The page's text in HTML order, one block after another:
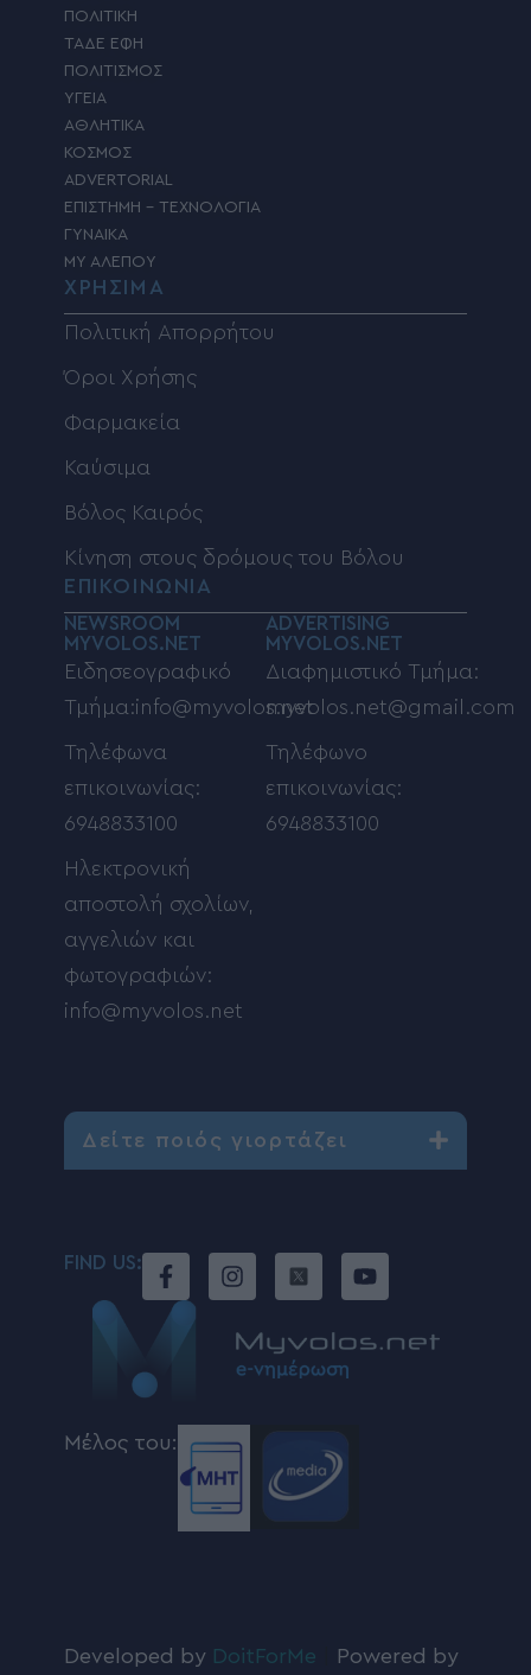
ΠΟΛΙΤΙΚΗ
ΤΑΔΕ ΕΦΗ
ΠΟΛΙΤΙΣΜΟΣ
ΥΓΕΙΑ
ΑΘΛΗΤΙΚΑ
ΚΟΣΜΟΣ
ADVERTORIAL
ΕΠΙΣΤΗΜΗ – ΤΕΧΝΟΛΟΓΙΑ
ΓΥΝΑΙΚΑ
MY ΑΛΕΠΟΥ
ΧΡΗΣΙΜΑ
Πολιτική Απορρήτου
Όροι Χρήσης
Φαρμακεία
Καύσιμα
Βόλος Καιρός
Κίνηση στους δρόμους του Βόλου
ΕΠΙΚΟΙΝΩΝΙΑ
NEWSROOM
MYVOLOS.NET
Ειδησεογραφικό
Τμήμα:info@myvolos.net
Τηλέφωνα
επικοινωνίας:
6948833100
Ηλεκτρονική
αποστολή σχολίων,
αγγελιών και
φωτογραφιών:
info@myvolos.net
ADVERTISING
MYVOLOS.NET
Διαφημιστικό Τμήμα:
myvolos.net@gmail.com
Τηλέφωνο
επικοινωνίας:
6948833100
Δείτε ποιός γιορτάζει
FIND US:
Μέλος του:
Developed by DoitForMe Powered by